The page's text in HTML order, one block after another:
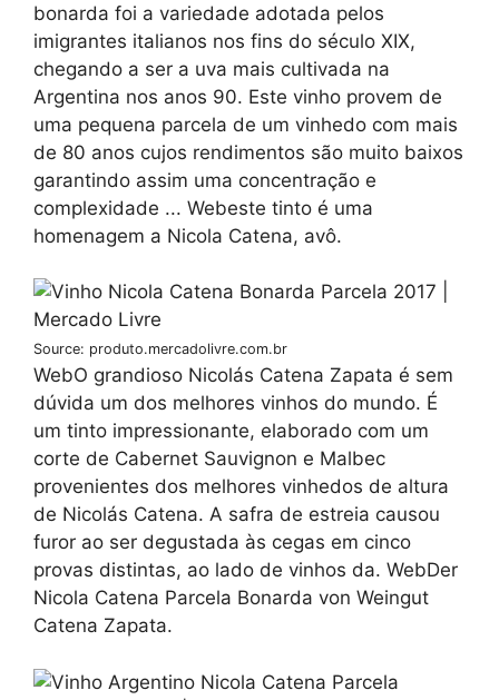
bonarda foi a variedade adotada pelos
imigrantes italianos nos fins do século XIX,
chegando a ser a uva mais cultivada na
Argentina nos anos 90. Este vinho provem de
uma pequena parcela de um vinhedo com mais
de 80 anos cujos rendimentos são muito baixos
garantindo assim uma concentração e
complexidade ... Webeste tinto é uma
homenagem a Nicola Catena, avô.
Source: produto.mercadolivre.com.br
WebO grandioso Nicolás Catena Zapata é sem
dúvida um dos melhores vinhos do mundo. É
um tinto impressionante, elaborado com um
corte de Cabernet Sauvignon e Malbec
provenientes dos melhores vinhedos de altura
de Nicolás Catena. A safra de estreia causou
furor ao ser degustada às cegas em cinco
provas distintas, ao lado de vinhos da. WebDer
Nicola Catena Parcela Bonarda von Weingut
Catena Zapata.